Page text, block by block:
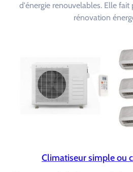
d'énergie renouvelables. Elle fait
rénovation
Climatiseur simple ou